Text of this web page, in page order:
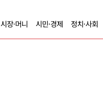
시장·머니 시민·경제 정치·사회